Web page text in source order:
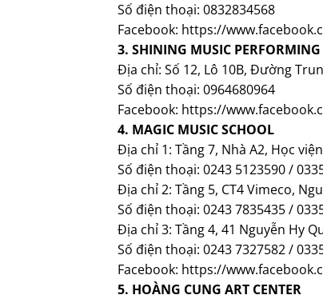
Số điện thoại: 0832834568
Facebook: https://
3. SHINING MUSIC
Địa chỉ: Số 12, Lô 10B, Đường
Số điện thoại: 0964680964
Facebook: https://
4. MAGIC MUSIC SCHOOL
Địa chỉ 1: Tầng 7, Nhà A2, Học
Số điện thoại: 0243 5123590 /
Địa chỉ 2: Tầng 5, CT4 Vimeco,
Số điện thoại: 0243 7835435 /
Địa chỉ 3: Tầng 4, 41 Nguyễn Hy
Số điện thoại: 0243 7327582 /
Facebook: https://
5. HOÀNG CUNG ART CENTER